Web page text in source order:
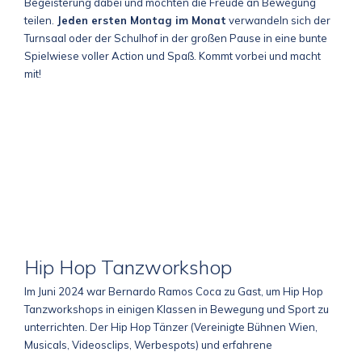
teilen.
Jeden ersten Montag im Monat verwandeln sich der
Turnsaal oder der Schulhof in der großen Pause in eine bunte
Spielwiese voller Action und Spaß. Kommt vorbei und macht
mit!
Hip Hop Tanzworkshop
Im Juni 2024 war Bernardo Ramos Coca zu Gast, um Hip Hop
Tanzworkshops in einigen Klassen in Bewegung und Sport zu
unterrichten. Der Hip Hop Tänzer (Vereinigte Bühnen Wien,
Musicals, Videosclips, Werbespots) und erfahrene